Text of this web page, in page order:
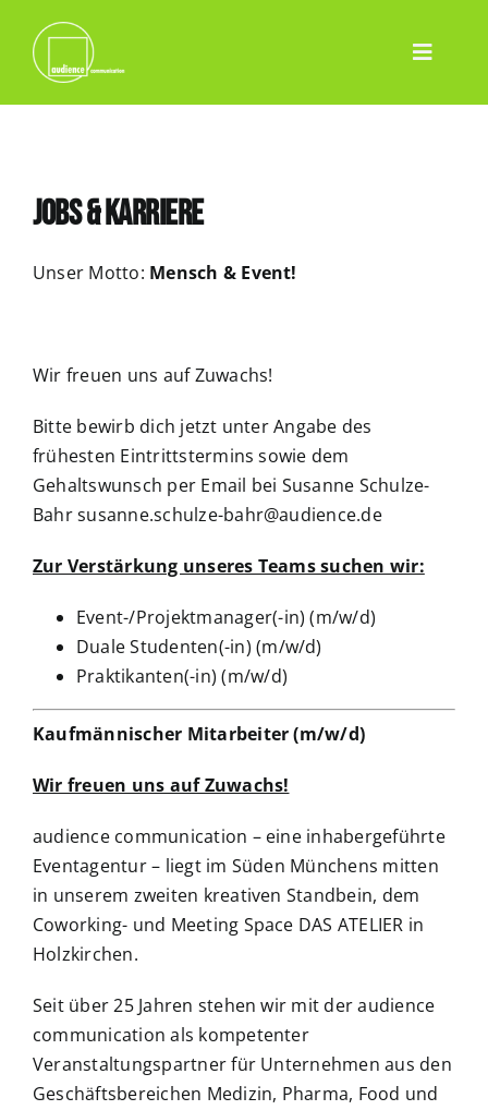
content
Toggle
Home
Pharma
Projekte
Blog
Contact
Deutsch
Jobs & Karriere
Unser Motto: Mensch & Event!
Wir freuen uns auf Zuwachs!
Bitte bewirb dich jetzt unter Angabe des
frühesten Eintrittstermins sowie dem
Gehaltswunsch per Email bei Susanne Schulze-
Bahrsusanne.schulze-bahr@audience.de
Zur Verstärkung unseres Teams suchen wir:
Event-/Projektmanager(-in) (m/w/d)
Duale Studenten(-in) (m/w/d)
Praktikanten(-in) (m/w/d)
Kaufmännischer Mitarbeiter (m/w/d)
Wir freuen uns auf Zuwachs!
audience communication – eine inhabergeführte
Eventagentur – liegt im Süden Münchens mitten
in unserem zweiten kreativen Standbein, dem
Coworking- und Meeting Space DAS ATELIER in
Holzkirchen.
Seit über 25 Jahren stehen wir mit der audience
communication als kompetenter
Veranstaltungspartner für Unternehmen aus den
Geschäftsbereichen Medizin, Pharma, Food und